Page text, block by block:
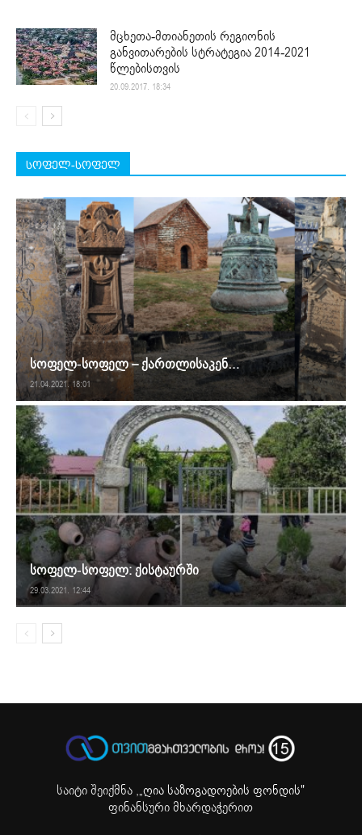
მცხეთა-მთიანეთის რეგიონის
განვითარების სტრატეგია 2014-2021
წლებისთვის
20.09.2017. 18:34
სოფელ-სოფელ
სოფელ-სოფელ – ქართლისაკენ…
21.04.2021. 18:01
სოფელ-სოფელ: ქისტაურში
29.03.2021. 12:44
საიტი შეიქმნა ,„ღია საზოგადოების ფონდის"
ფინანსური მხარდაჭერით